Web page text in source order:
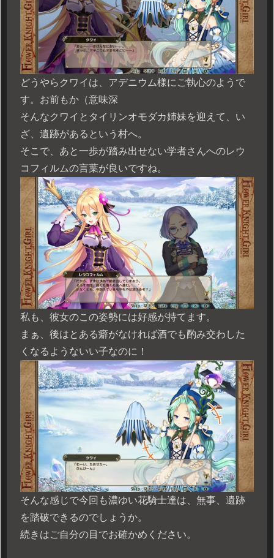
どうやらクワイは、アデニウム様にご執心のようで
す。お前もか（意味深
そんなクワイとタイリンオモダカ姉妹を迎えて、い
ざ、遺跡があるという村へ。
そこで、あと一歩が踏み出せない学者さんへのレウ
コフィルムの言葉が良いですね。
私も、彼女のこの姿勢には好感が持てます。
まぁ、後はとある癖がなければ酒でも酌み交わした
くなるようないい子なのに！
そんな感じで今回も濃ゆい花騎士達は、無事、遺跡
を踏破できるのでしょうか。
続きはご自分の目でお確かめください。